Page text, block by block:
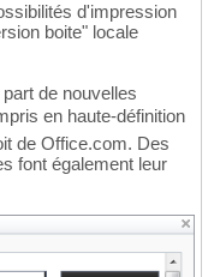
d'impression
boite" locale
de nouvelles
en haute-définition 
de Office.com. Des
font également leur